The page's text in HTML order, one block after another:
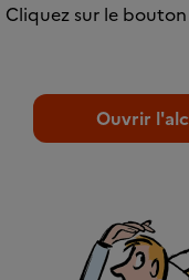
Cliquez sur le
Ouvrir